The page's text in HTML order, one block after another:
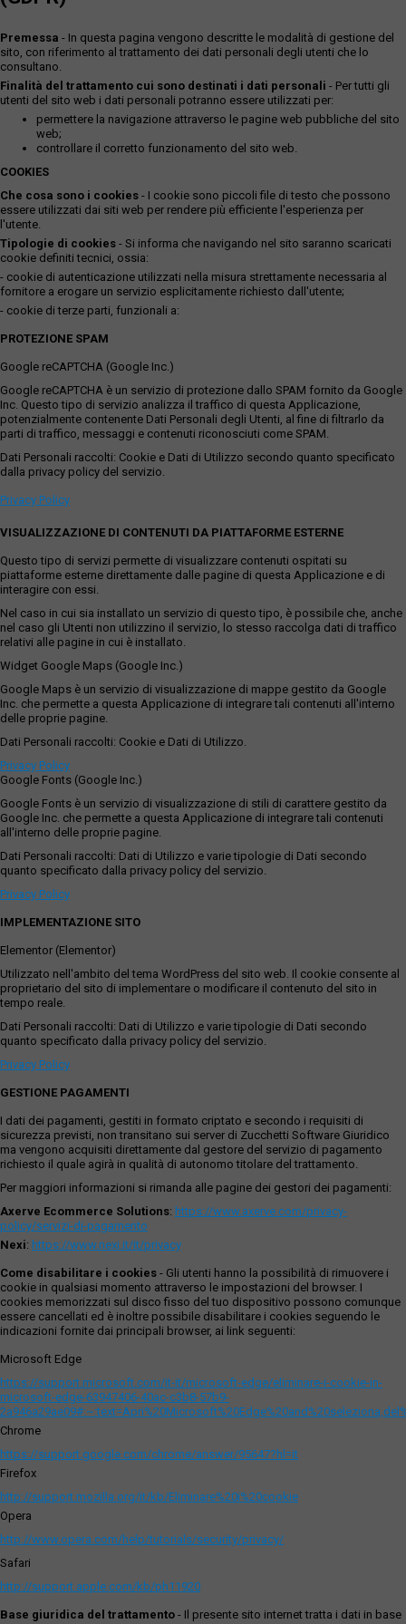
Premessa - In questa pagina vengono descritte le modalità di gestione del
sito, con riferimento al trattamento dei dati personali degli utenti che lo
consultano.
Finalità del trattamento cui sono destinati i dati personali - Per tutti gli
utenti del sito web i dati personali potranno essere utilizzati per:
permettere la navigazione attraverso le pagine web pubbliche del sito
web;
controllare il corretto funzionamento del sito web.
COOKIES
Che cosa sono i cookies - I cookie sono piccoli file di testo che possono
essere utilizzati dai siti web per rendere più efficiente l'esperienza per
l'utente.
Tipologie di cookies - Si informa che navigando nel sito saranno scaricati
cookie definiti tecnici, ossia:
- cookie di autenticazione utilizzati nella misura strettamente necessaria al
fornitore a erogare un servizio esplicitamente richiesto dall'utente;
- cookie di terze parti, funzionali a:
PROTEZIONE SPAM
Google reCAPTCHA (Google Inc.)
Google reCAPTCHA è un servizio di protezione dallo SPAM fornito da Google
Inc. Questo tipo di servizio analizza il traffico di questa Applicazione,
potenzialmente contenente Dati Personali degli Utenti, al fine di filtrarlo da
parti di traffico, messaggi e contenuti riconosciuti come SPAM.
Dati Personali raccolti: Cookie e Dati di Utilizzo secondo quanto specificato
dalla privacy policy del servizio.
Privacy Policy
VISUALIZZAZIONE DI CONTENUTI DA PIATTAFORME ESTERNE
Questo tipo di servizi permette di visualizzare contenuti ospitati su
piattaforme esterne direttamente dalle pagine di questa Applicazione e di
interagire con essi.
Nel caso in cui sia installato un servizio di questo tipo, è possibile che, anche
nel caso gli Utenti non utilizzino il servizio, lo stesso raccolga dati di traffico
relativi alle pagine in cui è installato.
Widget Google Maps (Google Inc.)
Google Maps è un servizio di visualizzazione di mappe gestito da Google
Inc. che permette a questa Applicazione di integrare tali contenuti all'interno
delle proprie pagine.
Dati Personali raccolti: Cookie e Dati di Utilizzo.
Privacy Policy
Google Fonts (Google Inc.)
Google Fonts è un servizio di visualizzazione di stili di carattere gestito da
Google Inc. che permette a questa Applicazione di integrare tali contenuti
all'interno delle proprie pagine.
Dati Personali raccolti: Dati di Utilizzo e varie tipologie di Dati secondo
quanto specificato dalla privacy policy del servizio.
Privacy Policy
IMPLEMENTAZIONE SITO
Elementor (Elementor)
Utilizzato nell'ambito del tema WordPress del sito web. Il cookie consente al
proprietario del sito di implementare o modificare il contenuto del sito in
tempo reale.
Dati Personali raccolti: Dati di Utilizzo e varie tipologie di Dati secondo
quanto specificato dalla privacy policy del servizio.
Privacy Policy
GESTIONE PAGAMENTI
I dati dei pagamenti, gestiti in formato criptato e secondo i requisiti di
sicurezza previsti, non transitano sui server di Zucchetti Software Giuridico
ma vengono acquisiti direttamente dal gestore del servizio di pagamento
richiesto il quale agirà in qualità di autonomo titolare del trattamento.
Per maggiori informazioni si rimanda alle pagine dei gestori dei pagamenti:
Axerve Ecommerce Solutions: https://www.axerve.com/privacy-
policy/servizi-di-pagamento
Nexi: https://www.nexi.it/it/privacy
Come disabilitare i cookies - Gli utenti hanno la possibilità di rimuovere i
cookie in qualsiasi momento attraverso le impostazioni del browser. I
cookies memorizzati sul disco fisso del tuo dispositivo possono comunque
essere cancellati ed è inoltre possibile disabilitare i cookies seguendo le
indicazioni fornite dai principali browser, ai link seguenti:
Microsoft Edge
https://support.microsoft.com/it-it/microsoft-edge/eliminare-i-cookie-in-
microsoft-edge-63947406-40ac-c3b8-57b9-
Chrome
https://support.google.com/chrome/answer/95647?hl=it
Firefox
http://support.mozilla.org/it/kb/Eliminare%20i%20cookie
Opera
http://www.opera.com/help/tutorials/security/privacy/
Safari
http://support.apple.com/kb/ph11920
Base giuridica del trattamento - Il presente sito internet tratta i dati in base